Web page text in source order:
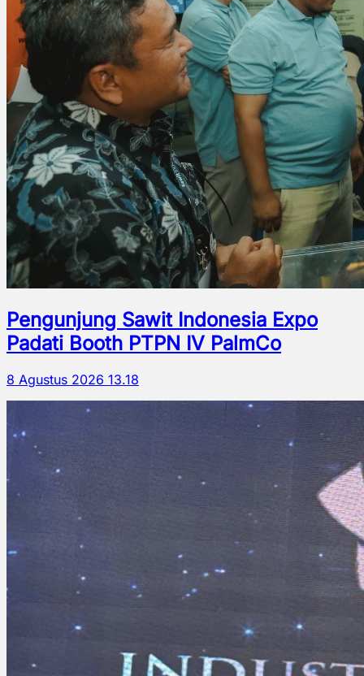
Pengunjung Sawit Indonesia Expo
Padati Booth PTPN IV PalmCo
8 Agustus 2026 13.18